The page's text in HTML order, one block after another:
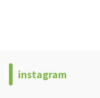
instagram